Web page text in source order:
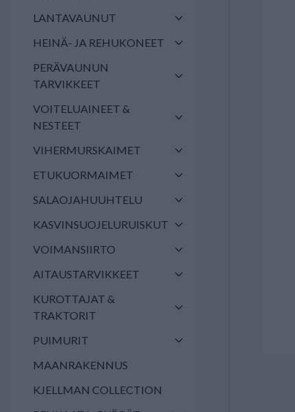
LANTAVAUNUT
HEINÄ- JA REHUKONEET
PERÄVAUNUN
TARVIKKEET
VOITELUAINEET &
NESTEET
VIHERMURSKAIMET
ETUKUORMAIMET
SALAOJAHUUHTELU
KASVINSUOJELURUISKUT
VOIMANSIIRTO
AITAUSTARVIKKEET
KUROTTAJAT &
TRAKTORIT
PUIMURIT
MAANRAKENNUS
KJELLMAN COLLECTION